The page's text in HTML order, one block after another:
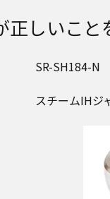
正しいこと
SR-SH184-N
スチームIHジ